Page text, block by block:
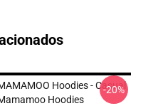
Hoodies - Casual
Hoodies
-20%